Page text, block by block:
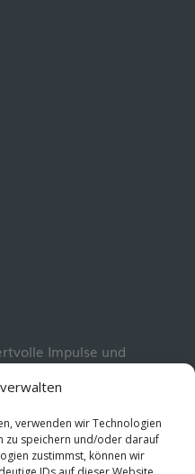
verwenden wir Technologien
zu speichern und/oder darauf
zustimmst, können wir
Impulse und
vorbehalten.